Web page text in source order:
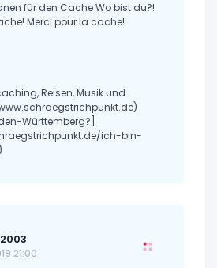
für den Cache Wo bist du?!
Merci pour la cache!
Reisen, Musik und
Württemberg?]
ich-bin-
21:00